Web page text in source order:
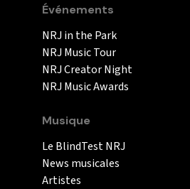
Événements
NRJ in the Park
NRJ Music Tour
NRJ Creator Night
NRJ Music Awards
Musique
Le BlindTest NRJ
News musicales
Artistes